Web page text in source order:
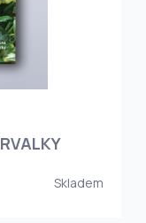
Skladem